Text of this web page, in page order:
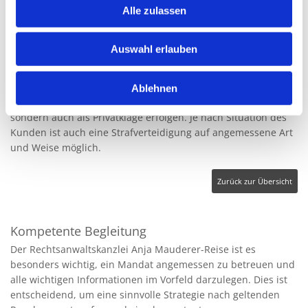
Alle zulassen
Auswahl erlauben
Ablehnen
Verschiedene Leistungen zu Gunsten des Mandates
resultieren daraus. So ist es möglich, ein Adhäsionsverfahren
Verteidigung angemessen zu definieren. Auch die Vertretung
der Nebenklage ist möglich und erlaubt es, strafrechtliche
Verfahren kompetent zu begleiten. Die Verteidigung von
Opfern kann nicht nur in Form einer Nebenklage stattfinden,
sondern auch als Privatklage erfolgen. Je nach Situation des
Kunden ist auch eine Strafverteidigung auf angemessene Art
und Weise möglich.
Zurück zur Übersicht
Kompetente Begleitung
Der Rechtsanwaltskanzlei Anja Mauderer-Reise ist es
besonders wichtig, ein Mandat angemessen zu betreuen und
alle wichtigen Informationen im Vorfeld darzulegen. Dies ist
entscheidend, um eine sinnvolle Strategie nach geltenden